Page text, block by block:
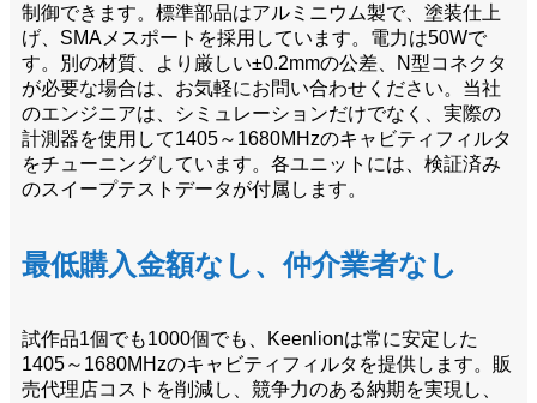
制御できます。標準部品はアルミニウム製で、塗装仕上
げ、SMAメスポートを採用しています。電力は50Wで
す。別の材質、より厳しい±0.2mmの公差、N型コネクタ
が必要な場合は、お気軽にお問い合わせください。当社
のエンジニアは、シミュレーションだけでなく、実際の
計測器を使用して1405～1680MHzのキャビティフィルタ
をチューニングしています。各ユニットには、検証済み
のスイープテストデータが付属します。
最低購入金額なし、仲介業者なし
試作品1個でも1000個でも、Keenlionは常に安定した
1405～1680MHzのキャビティフィルタを提供します。販
売代理店コストを削減し、競争力のある納期を実現し、